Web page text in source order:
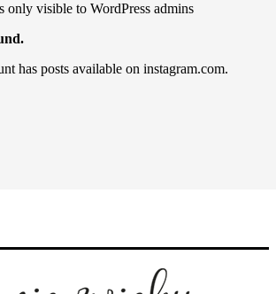
only visible to WordPress admins
has posts available on instagram.com.